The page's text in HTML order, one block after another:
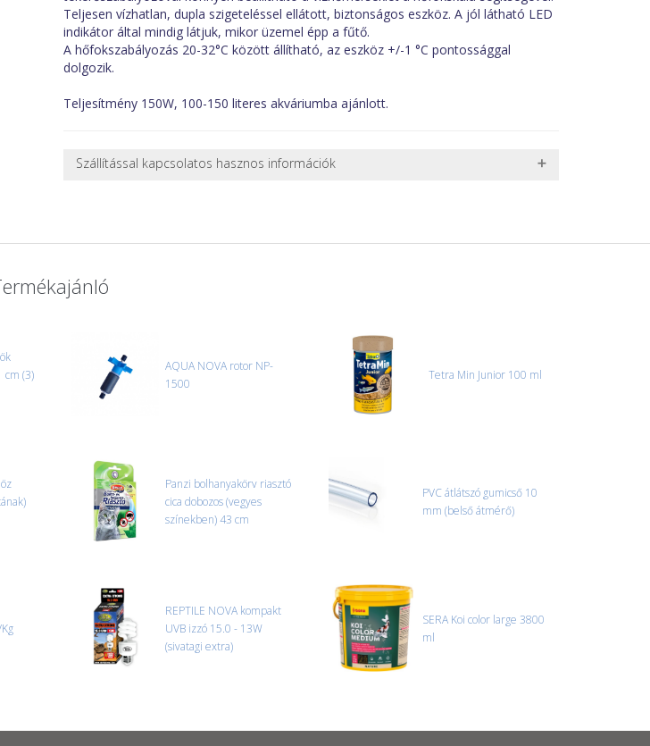
Teljesen vízhatlan, dupla szigeteléssel ellátott, biztonságos eszköz. A jól látható LED
indikátor által mindig látjuk, mikor üzemel épp a fűtő.
A hőfokszabályozás 20-32°C között állítható, az eszköz +/-1 °C pontossággal
dolgozik.
Teljesítmény 150W, 100-150 literes akváriumba ajánlott.
Szállítással kapcsolatos hasznos információk
oldjuk meg. Minden rendelés egyedi, úgyhogy előre egyeztetni kell mindenképpen.
Amennyiben a csomag átvételekor sérülést, folyadékot vagy bármi rendellenességet
tapasztal, a kibontás és az átvétel előtt jegyzőkönyvet kell felvenni a futárral. A sérült
termékek cseréjét, csak ebben az esetben tudjuk vállalni, ha a jegyzőkönyv elkészült,
és azonnal eljutott hozzánk az információ.
cm (3)
AQUA NOVA rotor NP-
1500
Tetra Min Junior 100 ml
Panzi bolhanyakörv riasztó
cica dobozos (vegyes
színekben) 43 cm
PVC átlátszó gumicső 10
mm (belső átmérő)
REPTILE NOVA kompakt
UVB izzó 15.0 - 13W
(sivatagi extra)
SERA Koi color large 3800
ml